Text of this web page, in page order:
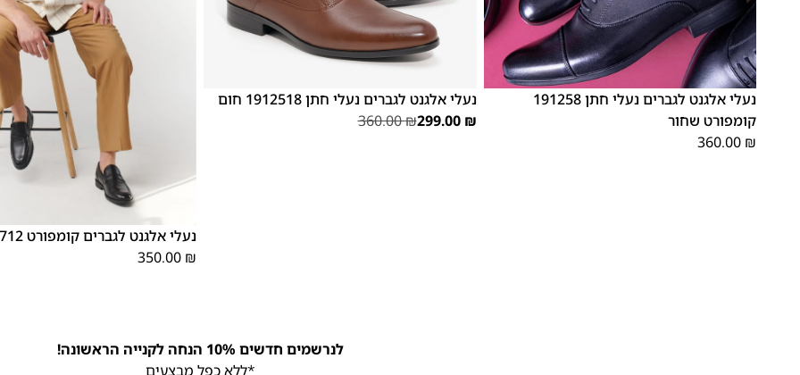
39
40
41
45
46
נעלי אלגנט לגברים נעלי חתן 191258
קומפורט שחור
360.00 ₪
נעלי אלגנט לגברים נעלי חתן 1912518 חום
360.00₪299.00 ₪
נעלי אלגנט לגברים קומפורט 1822712 שחור
350.00 ₪
לנרשמים חדשים 10% הנחה לקנייה הראשונה!
*ללא כפל מבצעים